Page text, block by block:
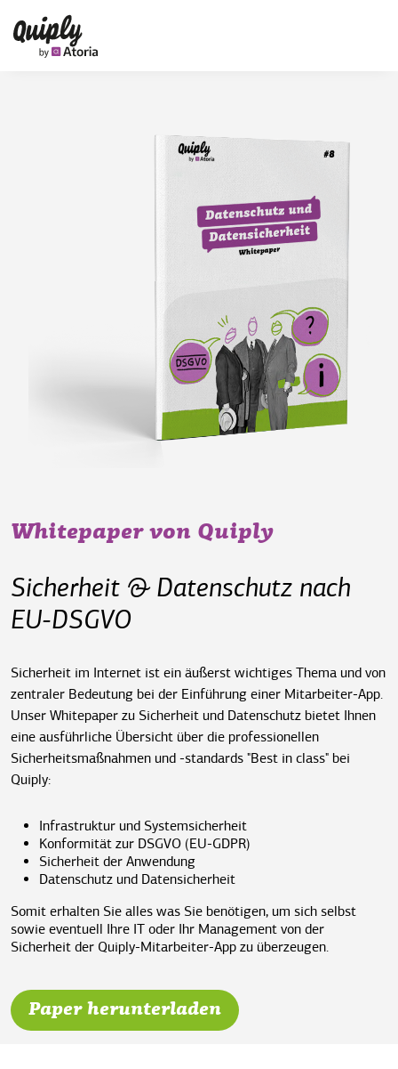
Whitepaper von Quiply
Sicherheit & Datenschutz nach
EU-DSGVO
Sicherheit im Internet ist ein äußerst wichtiges Thema und von
zentraler Bedeutung bei der Einführung einer Mitarbeiter-App.
Unser Whitepaper zu Sicherheit und Datenschutz bietet Ihnen
eine ausführliche Übersicht über die professionellen
Sicherheitsmaßnahmen und -standards "Best in class" bei
Quiply:
Infrastruktur und Systemsicherheit
Konformität zur DSGVO (EU-GDPR)
Sicherheit der Anwendung
Datenschutz und Datensicherheit
Somit erhalten Sie alles was Sie benötigen, um sich selbst
sowie eventuell Ihre IT oder Ihr Management von der
Sicherheit der Quiply-Mitarbeiter-App zu überzeugen.
Paper herunterladen